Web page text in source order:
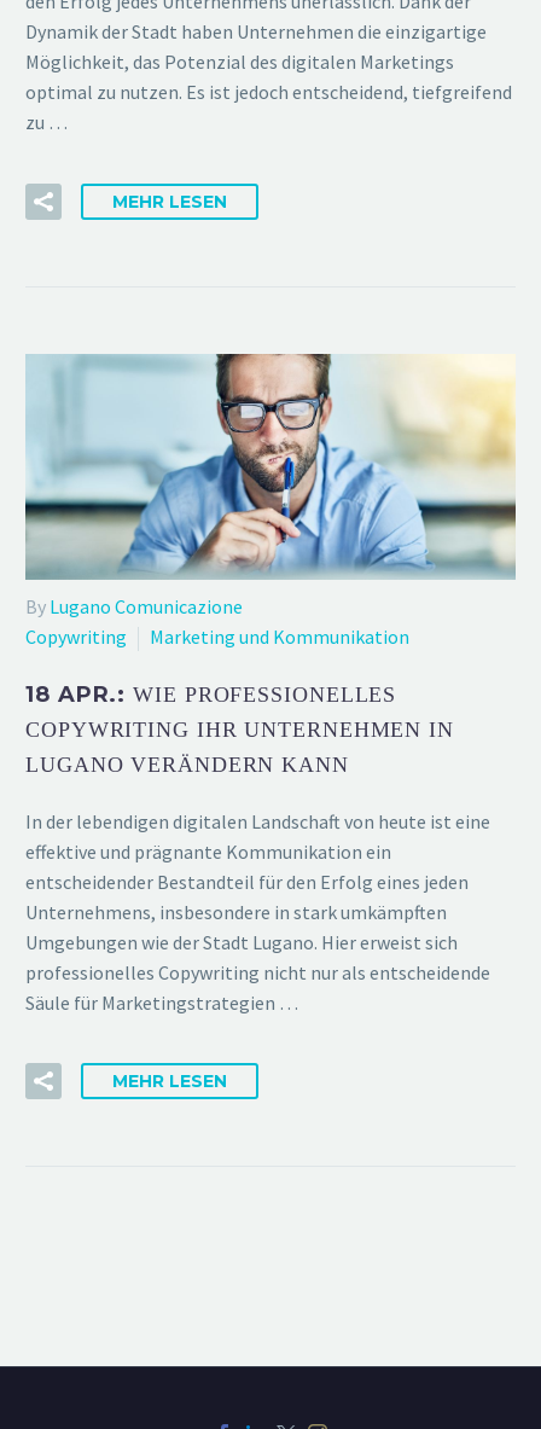
Dynamik der Stadt haben Unternehmen die einzigartige
Möglichkeit, das Potenzial des digitalen Marketings
optimal zu nutzen. Es ist jedoch entscheidend, tiefgreifend
zu …
MEHR LESEN
By Lugano Comunicazione
Copywriting
Marketing und Kommunikation
18 APR.:WIE PROFESSIONELLES
COPYWRITING IHR UNTERNEHMEN IN
LUGANO VERÄNDERN KANN
In der lebendigen digitalen Landschaft von heute ist eine
effektive und prägnante Kommunikation ein
entscheidender Bestandteil für den Erfolg eines jeden
Unternehmens, insbesondere in stark umkämpften
Umgebungen wie der Stadt Lugano. Hier erweist sich
professionelles Copywriting nicht nur als entscheidende
Säule für Marketingstrategien …
MEHR LESEN